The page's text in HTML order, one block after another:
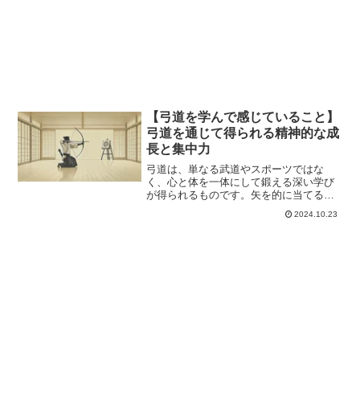
【弓道を学んで感じていること】
弓道を通じて得られる精神的な成
長と集中力
弓道は、単なる武道やスポーツではな
く、心と体を一体にして鍛える深い学び
が得られるものです。矢を的に当てると
鍛錬や集中力の向上、礼儀作法の習得と
2024.10.23